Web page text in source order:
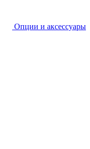
Опции и аксессуары